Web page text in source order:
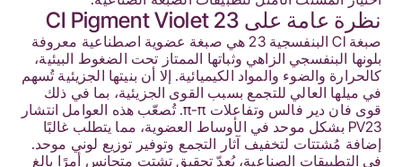
نظرة عامة على CI Pigment Violet 23
صبغة CI البنفسجية 23 هي صبغة عضوية اصطناعية معروفة
بلونها البنفسجي الزاهي وثباتها الممتاز تحت الضغوط البيئية،
كالحرارة والضوء والمواد الكيميائية. إلا أن بنيتها الجزيئية تُسهم
في ميلها العالي للتجمع بسبب القوى الجزيئية، بما في ذلك
قوى فان دير فالس وتفاعلات π-π. تُصعّب هذه العوامل انتشار
PV23 بشكل موحد في الأوساط العضوية، مما يتطلب غالبًا
إضافة مُشتتات لتخفيف آثار التجمع وتوفير توزيع لوني موحد.
في التطبيقات الصناعية، يُعدّ تحقيق تشتت متجانس أمرًا بالغ